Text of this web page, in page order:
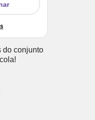
do conjunto